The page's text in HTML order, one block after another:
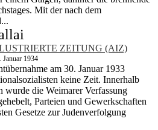
Mit der nach dem
ZEITUNG (AIZ)
1934
am 30. Januar 1933
keine Zeit. Innerhalb
wurde die Weimarer Verfassung
Parteien und Gewerk­schaften
Gesetze zur Judenverfolgung